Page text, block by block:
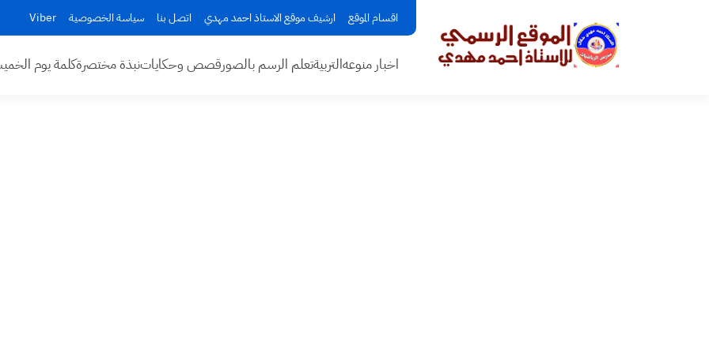
اقسام الموقع ارشيف موقع الاستاذ احمد مهدي اتصل بنا سياسة الخصوصية Viber
اخبار منوعهالتربيةتعلم الرسم بالصورقصص وحكاياتنبذة مختصرةكلمة يوم